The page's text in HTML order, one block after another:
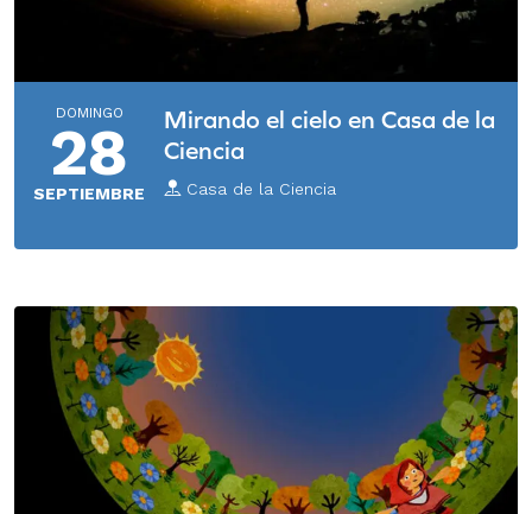
DOMINGO
28
SEPTIEMBRE
Mirando el cielo en Casa de la
Ciencia
Casa de la Ciencia